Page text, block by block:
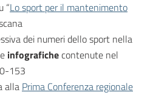
“Lo sport per il mantenimento
dei numeri dello sport nella
infografichecontenute nel
153
alla Prima Conferenza regionale